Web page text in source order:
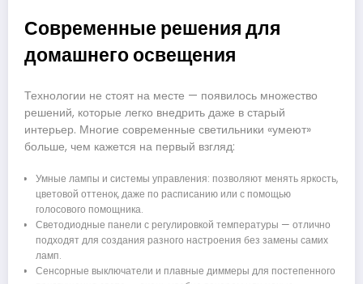
Современные решения для
домашнего освещения
Технологии не стоят на месте — появилось множество
решений, которые легко внедрить даже в старый
интерьер. Многие современные светильники «умеют»
больше, чем кажется на первый взгляд:
Умные лампы и системы управления: позволяют менять яркость,
цветовой оттенок, даже по расписанию или с помощью
голосового помощника.
Светодиодные панели с регулировкой температуры — отлично
подходят для создания разного настроения без замены самих
ламп.
Сенсорные выключатели и плавные диммеры для постепенного